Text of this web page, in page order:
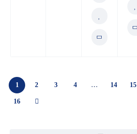
1 2 3 4 … 14 15
16